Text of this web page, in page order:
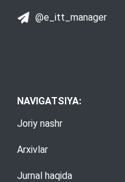
@e_itt_manager
NAVIGATSIYA:
Joriy nashr
Arxivlar
Jurnal haqida